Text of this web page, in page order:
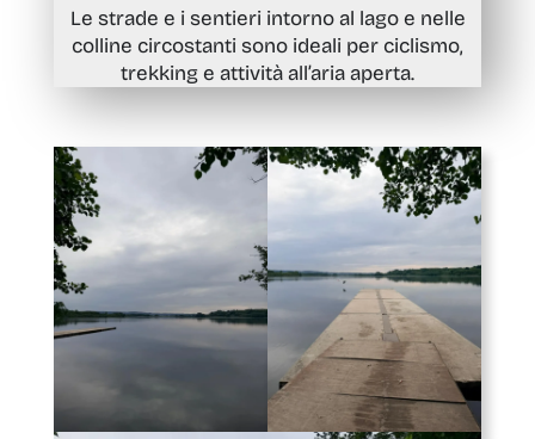
Le strade e i sentieri intorno al lago e nelle
colline circostanti sono ideali per ciclismo,
trekking e attività all’aria aperta.